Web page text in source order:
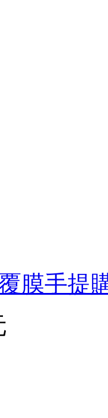
膜手提